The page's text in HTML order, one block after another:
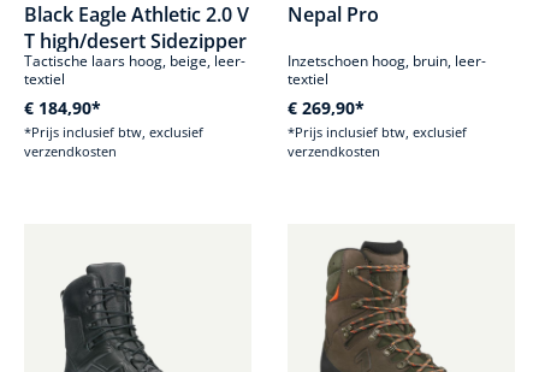
Black Eagle Athletic 2.0 V
T high/desert Sidezipper
Tactische laars hoog, beige, leer-
textiel
€ 184,90*
*Prijs inclusief btw, exclusief
verzendkosten
Nepal Pro
Inzetschoen hoog, bruin, leer-
textiel
€ 269,90*
*Prijs inclusief btw, exclusief
verzendkosten